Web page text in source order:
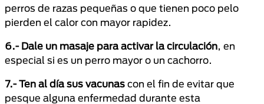
perros de razas pequeñas o que tienen poco pelo
pierden el calor con mayor rapidez.
6.- Dale un masaje para activar la circulación, en
especial si es un perro mayor o un cachorro.
7.- Ten al día sus vacunas con el fin de evitar que
pesque alguna enfermedad durante esta